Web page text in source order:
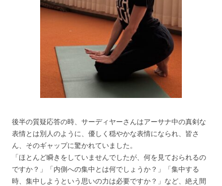
後半の質疑応答の時、サーディヤーさんはアーサナ中の真剣な
表情とは別人のように、優しく穏やかな表情になられ、皆さ
ん、そのギャップに驚かれていました。
「ほとんど瞬きをしていませんでしたが、何を見ておられるの
ですか？」「内側への集中とは何でしょうか？」「集中する
時、集中しようという思いの力は必要ですか？」など、絶え間